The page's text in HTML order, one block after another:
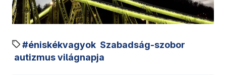
#éniskékvagyok Szabadság-szobor
autizmus világnapja